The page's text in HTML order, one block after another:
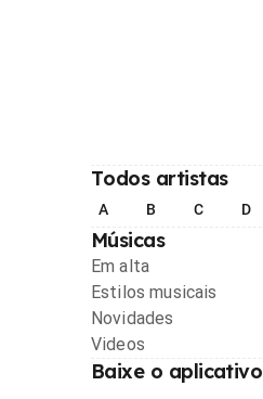
Todos artistas
A B C D
Músicas
Em alta
Estilos musicais
Novidades
Videos
Baixe o aplicativo